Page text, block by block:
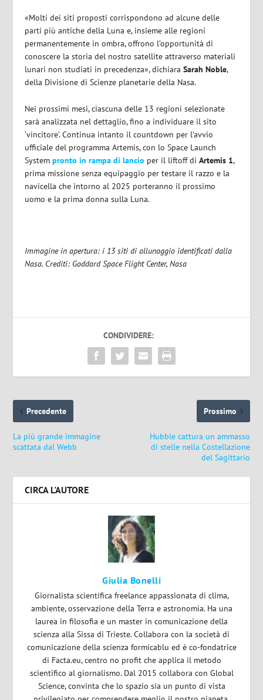
«Molti dei siti proposti corrispondono ad alcune delle
parti più antiche della Luna e, insieme alle regioni
permanentemente in ombra, offrono l’opportunità di
conoscere la storia del nostro satellite attraverso materiali
lunari non studiati in precedenza», dichiaraSarah Noble,
della Divisione di Scienze planetarie della Nasa.
Nei prossimi mesi, ciascuna delle 13 regioni selezionate
sarà analizzata nel dettaglio, fino a individuare il sito
‘vincitore’. Continua intanto il countdown per l’avvio
ufficiale del programma Artemis, con lo Space Launch
Systempronto in rampa di lancio per il liftoff diArtemis 1,
prima missione senza equipaggio per testare il razzo e la
navicella che intorno al 2025 porteranno il prossimo
uomo e la prima donna sulla Luna.
Immagine in apertura: i 13 siti di allunaggio identificati dalla
Nasa. Crediti: Goddard Space Flight Center, Nasa
CONDIVIDERE:
Precedente
La più grande immagine
scattata dal Webb
Prossimo
Hubble cattura un ammasso
di stelle nella Costellazione
del Sagittario
CIRCA L'AUTORE
Giulia Bonelli
Giornalista scientifica freelance appassionata di clima,
ambiente, osservazione della Terra e astronomia. Ha una
laurea in filosofia e un master in comunicazione della
scienza alla Sissa di Trieste. Collabora con la società di
comunicazione della scienza formicablu ed è co-fondatrice
di Facta.eu, centro no profit che applica il metodo
scientifico al giornalismo. Dal 2015 collabora con Global
Science, convinta che lo spazio sia un punto di vista